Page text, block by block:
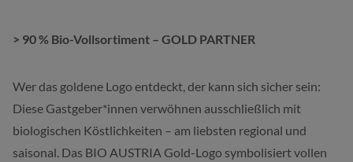
> 90 % Bio-Vollsortiment – GOLD PARTNER
Wer das goldene Logo entdeckt, der kann sich sicher sein:
Diese Gastgeber*innen verwöhnen ausschließlich mit
biologischen Köstlichkeiten – am liebsten regional und
saisonal. Das BIO AUSTRIA Gold-Logo symbolisiert vollen